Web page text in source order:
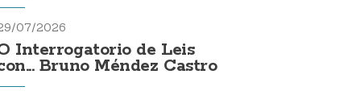
07/2026
Interrogatorio de Leis
Bruno Méndez Castro